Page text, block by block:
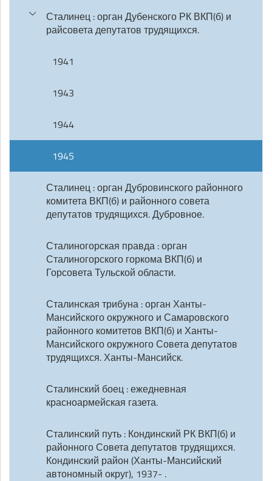
Сталинец : орган Дубенского РК ВКП(б) и
райсовета депутатов трудящихся.
1941
1943
1944
1945
Сталинец : орган Дубровинского районного
комитета ВКП(б) и районного совета
депутатов трудящихся. Дубровное.
Сталиногорская правда : орган
Сталиногорского горкома ВКП(б) и
Горсовета Тульской области.
Сталинская трибуна : орган Ханты-
Мансийского окружного и Самаровского
районного комитетов ВКП(б) и Ханты-
Мансийского окружного Совета депутатов
трудящихся. Ханты-Мансийск.
Сталинский боец : ежедневная
красноармейская газета.
Сталинский путь : Кондинский РК ВКП(б) и
районного Совета депутатов трудящихся.
Кондинский район (Ханты-Мансийский
автономный округ), 1937- .